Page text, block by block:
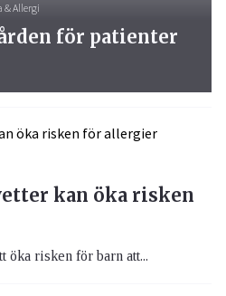
& Allergi
för patienter
kan öka risken
öka risken för barn att...